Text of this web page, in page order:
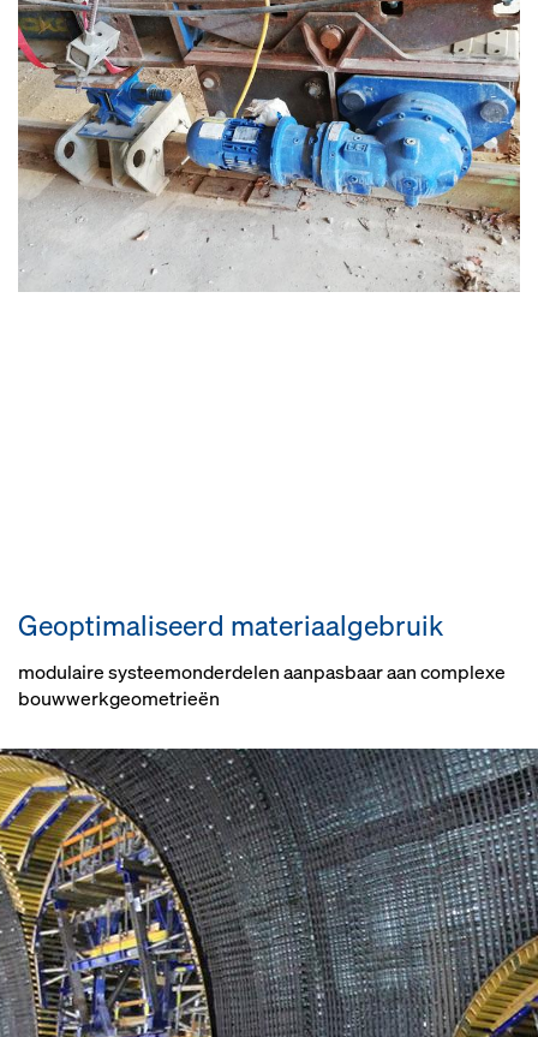
Geoptimaliseerd materiaalgebruik
modulaire systeemonderdelen aanpasbaar aan complexe
bouwwerkgeometrieën